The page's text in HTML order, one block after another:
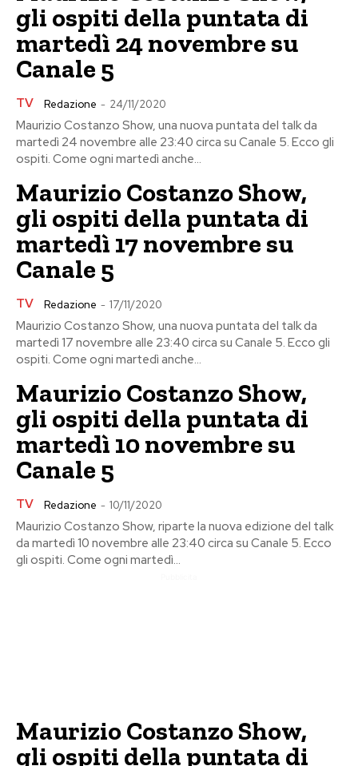
gli ospiti della puntata di
martedì 24 novembre su
Canale 5
TV Redazione - 24/11/2020
Maurizio Costanzo Show, una nuova puntata del talk da
martedì 24 novembre alle 23:40 circa su Canale 5. Ecco gli
ospiti. Come ogni martedì anche...
Maurizio Costanzo Show,
gli ospiti della puntata di
martedì 17 novembre su
Canale 5
TV Redazione - 17/11/2020
Maurizio Costanzo Show, una nuova puntata del talk da
martedì 17 novembre alle 23:40 circa su Canale 5. Ecco gli
ospiti. Come ogni martedì anche...
Maurizio Costanzo Show,
gli ospiti della puntata di
martedì 10 novembre su
Canale 5
TV Redazione - 10/11/2020
Maurizio Costanzo Show, riparte la nuova edizione del talk
da martedì 10 novembre alle 23:40 circa su Canale 5. Ecco
gli ospiti. Come ogni martedì...
Maurizio Costanzo Show,
gli ospiti della puntata di